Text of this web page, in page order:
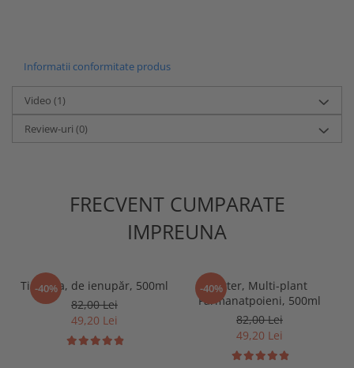
Informatii conformitate produs
Video (1)
Review-uri (0)
FRECVENT CUMPARATE
IMPREUNA
-40%
Tinctura, de ienupăr, 500ml
82,00 Lei
49,20 Lei
-40%Bitter, Multi-plant
Farmanatpoieni, 500ml
82,00 Lei
49,20 Lei